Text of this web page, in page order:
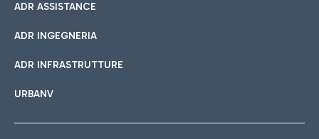
ADR ASSISTANCE
ADR INGEGNERIA
ADR INFRASTRUTTURE
URBANV